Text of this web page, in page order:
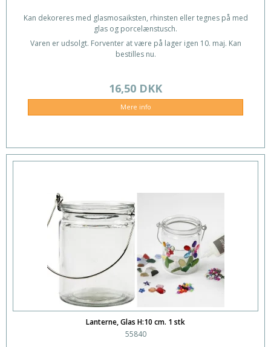
Kan dekoreres med glasmosaiksten, rhinsten eller tegnes på med
glas og porcelænstusch.
Varen er udsolgt. Forventer at være på lager igen 10. maj. Kan
bestilles nu.
16,50 DKK
Mere info
Lanterne, Glas H:10 cm. 1 stk
55840